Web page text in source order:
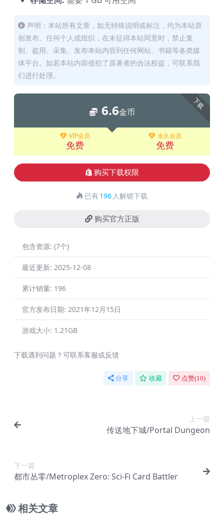
声明：本站所有文章，如无特殊说明或标注，均为本站原
创发布。任何个人或组织，在未征得本站同意时，禁止复
制、盗用、采集、发布本站内容到任何网站、书籍等各类媒
体平台。如若本站内容侵犯了原著者的合法权益，可联系我
们进行处理。
下载
6.6金币
VIP会员
免费
永久会员
免费
购买下载权限
已有196 人解锁下载
购买官方正版
包含资源: (7个)
最近更新: 2025-12-08
累计销量: 196
官方发布日期: 2021年12月15日
游戏大小: 1.21GB
下载遇到问题？可联系客服或反馈
分享 收藏 点赞(10)
上一篇
传送地下城/Portal Dungeon
下一篇
都市丛零/Metroplex Zero: Sci-Fi Card Battler
相关文章